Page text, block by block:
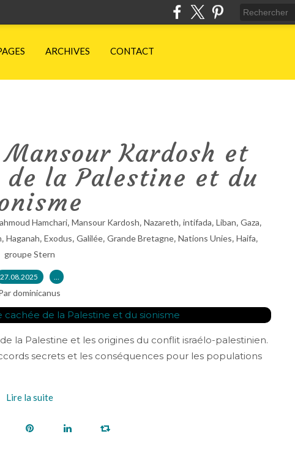
ARCHIVES CONTACT
Kardosh et
la Palestine et du
Hamchari, Mansour Kardosh, Nazareth, intifada, Liban, Gaza,
, Haganah, Exodus, Galilée, Grande Bretagne, Nations Unies, Haifa,
groupe Stern
27.08.2025 …
dominicanus
la Palestine et les origines du conflit israélo-palestinien.
secrets et les conséquences pour les populations
Lire la suite